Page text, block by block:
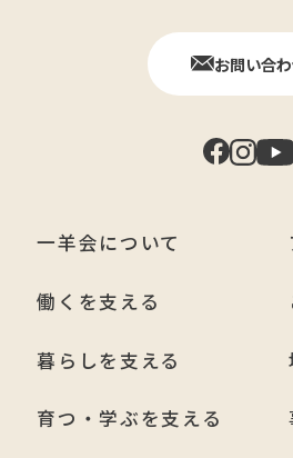
お問い合
一羊会について
働くを支える
暮らしを支える
育つ・学ぶを支える